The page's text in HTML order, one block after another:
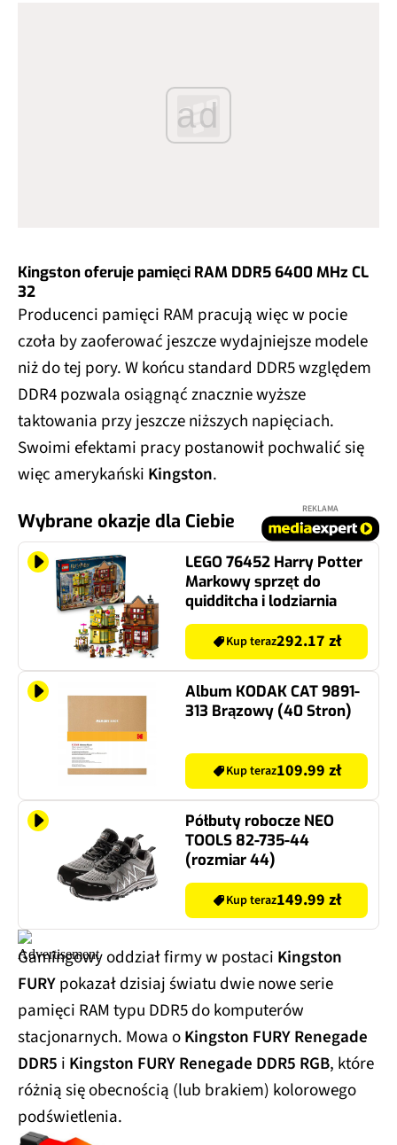
ad
Kingston oferuje pamięci RAM DDR5 6400 MHz CL
32
Producenci pamięci RAM pracują więc w pocie
czoła by zaoferować jeszcze wydajniejsze modele
niż do tej pory. W końcu standard DDR5 względem
DDR4 pozwala osiągnąć znacznie wyższe
taktowania przy jeszcze niższych napięciach.
Swoimi efektami pracy postanowił pochwalić się
więc amerykański Kingston.
Wybrane okazje dla Ciebie
REKLAMA
LEGO 76452 Harry Potter
Markowy sprzęt do
quidditcha i lodziarnia
Kup teraz292.17 zł
Album KODAK CAT 9891-
313 Brązowy (40 Stron)
Kup teraz109.99 zł
Półbuty robocze NEO
TOOLS 82-735-44
(rozmiar 44)
Kup teraz149.99 zł
Gamingowy oddział firmy w postaci Kingston
FURYpokazał dzisiaj światu dwie nowe serie
pamięci RAM typu DDR5 do komputerów
stacjonarnych. Mowa oKingston FURY Renegade
DDR5 i Kingston FURY Renegade DDR5 RGB, które
różnią się obecnością (lub brakiem) kolorowego
podświetlenia.